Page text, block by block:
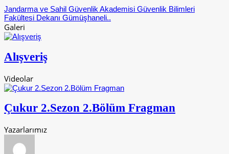
Jandarma ve Sahil Güvenlik Akademisi Güvenlik Bilimleri
Fakültesi Dekanı Gümüşhaneli..
Galeri
Alışveriş
Videolar
Çukur 2.Sezon 2.Bölüm Fragman
Yazarlarımız